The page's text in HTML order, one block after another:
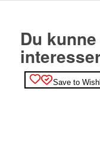
Du
Save to